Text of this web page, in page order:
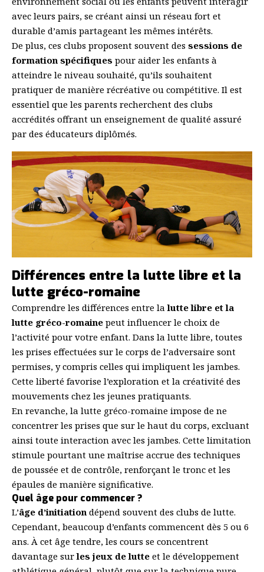
avec leurs pairs, se créant ainsi un réseau fort et
durable d’amis partageant les mêmes intérêts.
De plus, ces clubs proposent souvent des sessions de
formation spécifiques pour aider les enfants à
atteindre le niveau souhaité, qu’ils souhaitent
pratiquer de manière récréative ou compétitive. Il est
essentiel que les parents recherchent des clubs
accrédités offrant un enseignement de qualité assuré
par des éducateurs diplômés.
Différences entre la lutte libre et la
lutte gréco-romaine
Comprendre les différences entre lalutte libre et la
lutte gréco-romaine peut influencer le choix de
l’activité pour votre enfant. Dans la lutte libre, toutes
les prises effectuées sur le corps de l’adversaire sont
permises, y compris celles qui impliquent les jambes.
Cette liberté favorise l’exploration et la créativité des
mouvements chez les jeunes pratiquants.
En revanche, la lutte gréco-romaine impose de ne
concentrer les prises que sur le haut du corps, excluant
ainsi toute interaction avec les jambes. Cette limitation
stimule pourtant une maîtrise accrue des techniques
de poussée et de contrôle, renforçant le tronc et les
épaules de manière significative.
Quel âge pour commencer ?
L’âge d’initiation dépend souvent des clubs de lutte.
Cependant, beaucoup d’enfants commencent dès 5 ou 6
ans. À cet âge tendre, les cours se concentrent
davantage surles jeux de lutte et le développement